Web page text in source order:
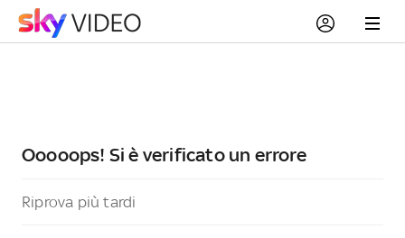
Ooooops! Si è verificato un errore
Riprova più tardi